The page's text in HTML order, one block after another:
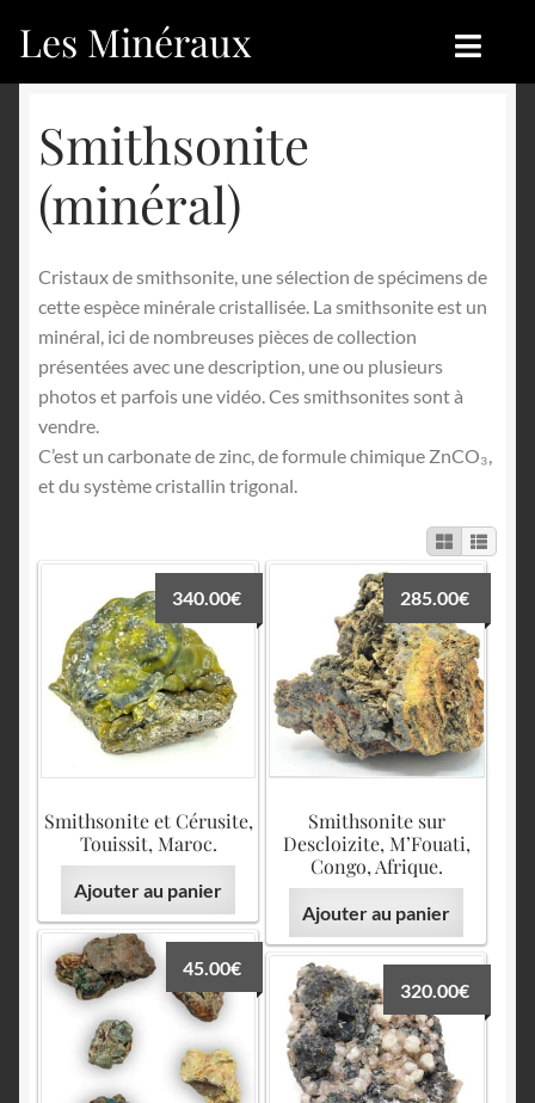
Aller
à
Aller
au
Les Minéraux
Catégories
Nouveautés
Achat
Mon compte
Français
Boutique
Nouveautés
Blog
Achat
Contactez-nous
Sites amis
Smithsonite
(minéral)
Cristaux de smithsonite, une sélection de spécimens de
cette espèce minérale cristallisée. La smithsonite est un
minéral, ici de nombreuses pièces de collection
présentées avec une description, une ou plusieurs
photos et parfois une vidéo. Ces smithsonites sont à
vendre.
C’est un carbonate de zinc, de formule chimique ZnCO₃,
et du système cristallin trigonal.
Smithsonite et Cérusite,
Touissit, Maroc.
340.00€
Ajouter au panier
Smithsonite sur
Descloizite, M’Fouati,
Congo, Afrique.
285.00€
Ajouter au panier
45.00€
320.00€